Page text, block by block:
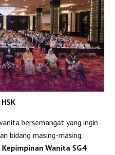
bersemangat yang ingin
bidang masing-masing.
Wanita SG4